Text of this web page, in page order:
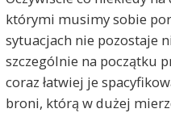
którymi musimy sobie
sytuacjach nie pozostaje
szczególnie na początku
coraz łatwiej je
broni, którą w dużej